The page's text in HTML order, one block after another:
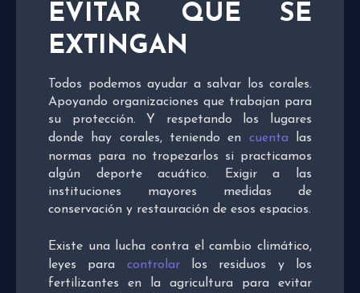
EVITAR QUE SE
EXTINGAN
Todos podemos ayudar a salvar los corales.
Apoyando organizaciones que trabajan para
su protección. Y respetando los lugares
donde hay corales, teniendo en cuenta las
normas para no tropezarlos si practicamos
algún deporte acuático. Exigir a las
instituciones mayores medidas de
conservación y restauración de esos espacios.
Existe una lucha contra el cambio climático,
leyes para controlarlos residuos y los
fertilizantes en la agricultura para evitar